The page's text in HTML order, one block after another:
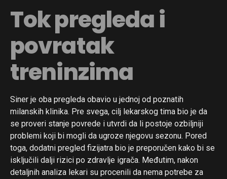
Tok pregleda i
povratak
treninzima
Siner je oba pregleda obavio u jednoj od poznatih
milanskih klinika. Pre svega, cilj lekarskog tima bio je da
se proveri stanje povrede i utvrdi da li postoje ozbiljniji
problemi koji bi mogli da ugroze njegovu sezonu. Pored
toga, dodatni pregled fizijatra bio je preporučen kako bi se
isključili dalji rizici po zdravlje igrača. Međutim, nakon
detaljnih analiza lekari su procenili da nema potrebe za